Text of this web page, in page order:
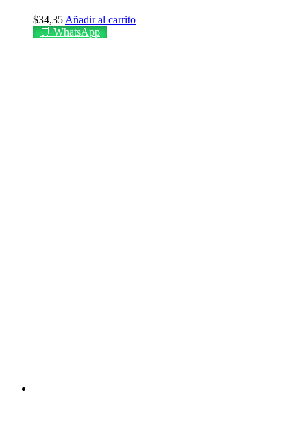
$34,35 Añadir al carrito
🛒 WhatsApp